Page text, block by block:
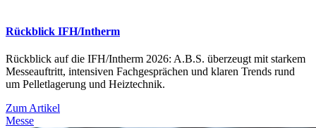
Rückblick IFH/Intherm
Rückblick auf die IFH/Intherm 2026: A.B.S. überzeugt mit starkem
Messeauftritt, intensiven Fachgesprächen und klaren Trends rund
um Pelletlagerung und Heiztechnik.
Zum Artikel
Messe